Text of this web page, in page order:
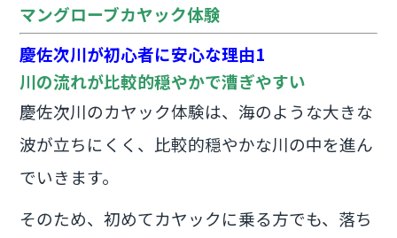
マングローブカヤック体験
慶佐次川が初心者に安心な理由1
川の流れが比較的穏やかで漕ぎやすい
慶佐次川のカヤック体験は、海のような大きな
波が立ちにくく、比較的穏やかな川の中を進ん
でいきます。
そのため、初めてカヤックに乗る方でも、落ち